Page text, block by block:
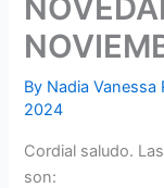
By Nadia Vanessa
2024
Cordial saludo.
son: